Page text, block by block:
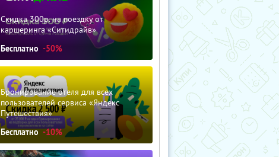
Скидка 300р. на поездку от
каршеринга «Ситидрайв»
Бесплатно -50%
Бронирование отеля для всех
пользователей сервиса «Яндекс
Путешествия»
Бесплатно -10%